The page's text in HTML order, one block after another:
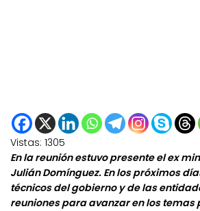
Vistas: 1305
En la reunión estuvo presente el ex
Julián Domínguez. En los próximos
técnicos del gobierno y de las
reuniones para avanzar en los temas